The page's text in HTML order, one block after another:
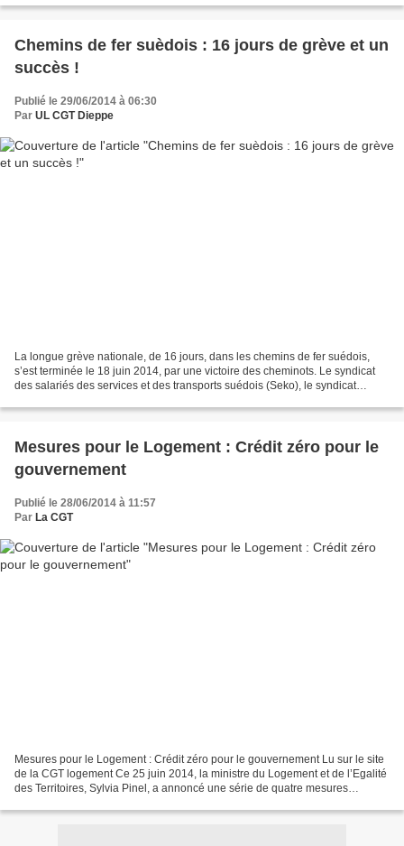
Chemins de fer suèdois : 16 jours de grève et un
succès !
Publié le 29/06/2014 à 06:30
Par UL CGT Dieppe
La longue grève nationale, de 16 jours, dans les chemins de fer suédois,
s’est terminée le 18 juin 2014, par une victoire des cheminots. Le syndicat
des salariés des services et des transports suédois (Seko), le syndicat
Mesures pour le Logement : Crédit zéro pour le
gouvernement
Publié le 28/06/2014 à 11:57
Par La CGT
Mesures pour le Logement : Crédit zéro pour le gouvernement Lu sur le site
de la CGT logement Ce 25 juin 2014, la ministre du Logement et de l’Egalité
des Territoires, Sylvia Pinel, a annoncé une série de quatre mesures